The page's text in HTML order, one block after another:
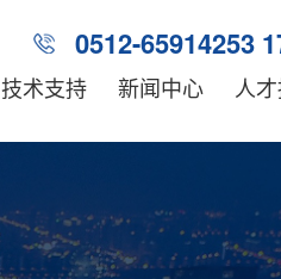
0512-65914253
技术支持 新闻中心 人